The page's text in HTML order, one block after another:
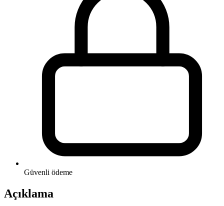
Güvenli ödeme
Açıklama